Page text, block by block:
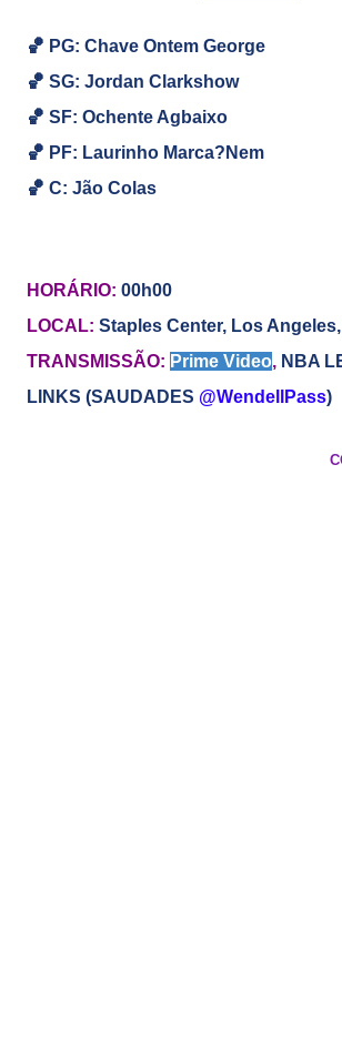
🏀 PG: Chave Ontem George
🏀 SG: Jordan Clarkshow
🏀 SF: Ochente Agbaixo
🏀 PF: Laurinho Marca?Nem
🏀 C: Jão Colas
HORÁRIO: 00h00
LOCAL: Staples Center, Los
TRANSMISSÃO: Prime Video, NBA
LINKS (SAUDADES @WendellPass)